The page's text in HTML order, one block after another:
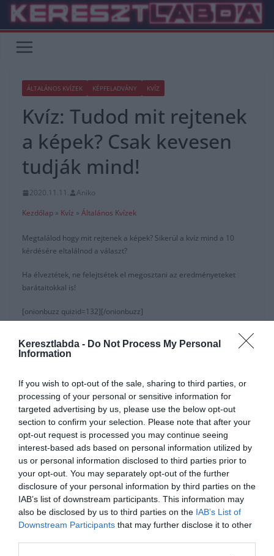
Keresztlabda - Do Not Process My Personal
Information
If you wish to opt-out of the sale, sharing to third parties, or
processing of your personal or sensitive information for
targeted advertising by us, please use the below opt-out
section to confirm your selection. Please note that after your
opt-out request is processed you may continue seeing
interest-based ads based on personal information utilized by
us or personal information disclosed to third parties prior to
your opt-out. You may separately opt-out of the further
disclosure of your personal information by third parties on the
IAB’s list of downstream participants. This information may
also be disclosed by us to third parties on the IAB’s List of
Downstream Participants that may further disclose it to other
Skip
content
ÁLTALÁNOS KVÍZEK KÉPFELADVÁNY KVÍZ
Kvíz: Tudod mit rejtenek
a képek? Csak kevesen
tudják mind!
2020.11.11.
Aniko
Kezdőlap » Kvíz » Általános Kvízek
Megtalálod hogy mit rejtenek a képek? Sikerül a kvíz mind a 10
kérdésére eltalálnod a választ?
Ha élveztétek, ne felejtsétek el megosztani az eredményeteket
barátaitokkal is!
[onionbuzz quizid=132][/onionbuzz]
Ha érdekelnek további kvízek,ittmegtalálod őket. Illetve
Hirdetés